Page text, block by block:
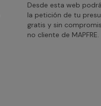
Desde esta web
la petición de tu
gratis y sin
no cliente de MAPFRE.